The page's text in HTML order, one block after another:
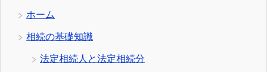
ホーム
相続の基礎知識
法定相続人と法定相続分